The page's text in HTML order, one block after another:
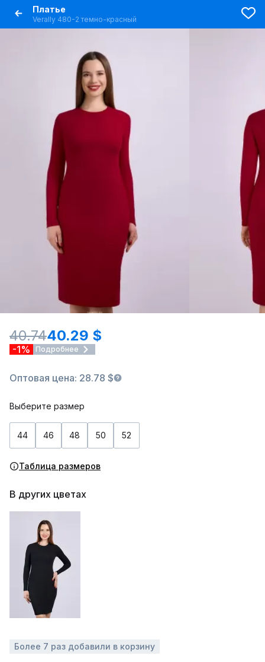
Платье
Verally 480-2 темно-красный
40.7440.29 $
-1% Подробнее
Оптовая цена: 28.78 $
Выберите размер
44 46 48 50 52
Таблица размеров
В других цветах
Более 7 раз добавили в корзину